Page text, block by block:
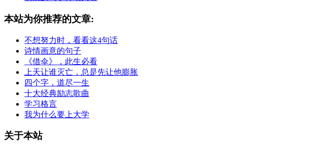
本站为你推荐的文章:
不想努力时，看看这4句话
诗情画意的句子
《借伞》，此生必看
上天让谁灭亡，总是先让他膨胀
四个字，道尽一生
十大经典励志歌曲
学习格言
我为什么要上大学
关于本站